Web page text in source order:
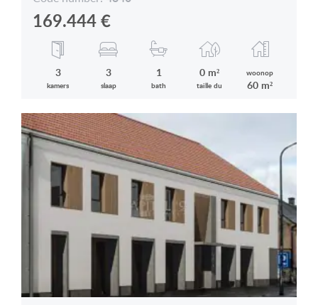
169.444€
3
kamers
3
slaap
1
bath
0 m²
taille du
woonop
60 m²